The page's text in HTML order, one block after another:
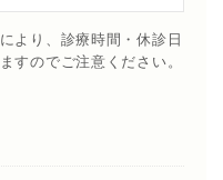
より、診療時間・休診日
すのでご注意ください。